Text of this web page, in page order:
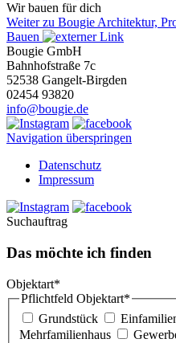
Wir bauen für dich
Weiter zu Bougie Architektur,
Bauen
Bougie GmbH
Bahnhofstraße 7c
52538 Gangelt-Birgden
02454 93820
info@bougie.de
Navigation überspringen
Datenschutz
Impressum
Suchauftrag
Das möchte ich finden
Objektart*
Pflichtfeld Objektart*
Grundstück
Mehrfamilienhaus